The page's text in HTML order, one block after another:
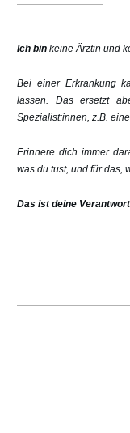
Ich bin keine Ärztin und
Bei einer Erkrankung
lassen. Das ersetzt
Spezialist:innen, z.B.
Erinnere dich immer
was du tust, und für das,
Das ist deine